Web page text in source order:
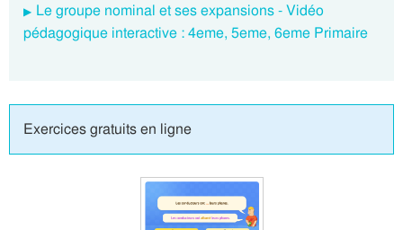
Le groupe nominal et ses expansions - Vidéo
pédagogique interactive : 4eme, 5eme, 6eme Primaire
Exercices gratuits en ligne